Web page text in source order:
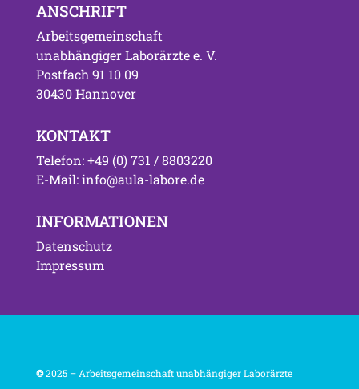
ANSCHRIFT
Arbeitsgemeinschaft
unabhängiger Laborärzte e. V.
Postfach 91 10 09
30430 Hannover
KONTAKT
Telefon: +49 (0) 731 / 8803220
E-Mail: info@aula-labore.de
INFORMATIONEN
Datenschutz
Impressum
©2025 – Arbeitsgemeinschaft unabhängiger Laborärzte